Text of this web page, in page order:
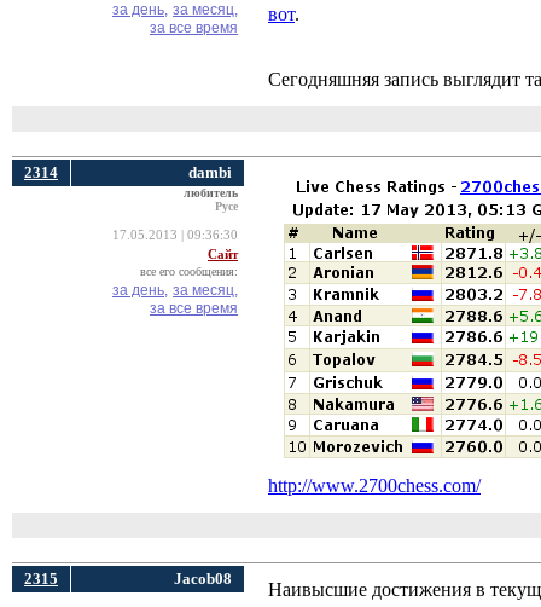
за день, за месяц,
за все время
вот.
Сегодняшняя запись выглядит
2314 dambi
любитель
Русе
17.05.2013 | 09:36:30
Сайт
все его сообщения:
за день, за месяц,
за все время
http://www.2700chess.com/
2315 Jacob08
Наивысшие достижения в